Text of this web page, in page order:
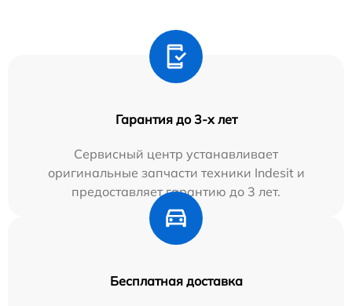
Гарантия до 3-х лет
Сервисный центр устанавливает
оригинальные запчасти техники Indesit и
предоставляет гарантию до 3 лет.
Бесплатная доставка